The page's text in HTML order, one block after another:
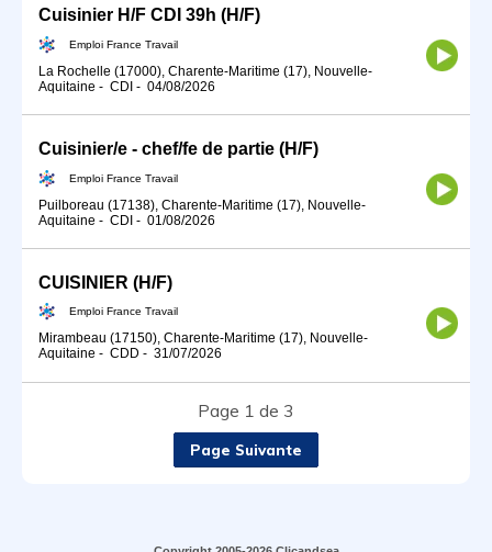
Cuisinier H/F CDI 39h (H/F)
Emploi France Travail
La Rochelle (17000), Charente-Maritime (17), Nouvelle-
Aquitaine - CDI - 04/08/2026
Cuisinier/e - chef/fe de partie (H/F)
Emploi France Travail
Puilboreau (17138), Charente-Maritime (17), Nouvelle-
Aquitaine - CDI - 01/08/2026
CUISINIER (H/F)
Emploi France Travail
Mirambeau (17150), Charente-Maritime (17), Nouvelle-
Aquitaine - CDD - 31/07/2026
Page 1 de 3
Page Suivante